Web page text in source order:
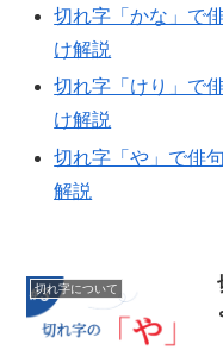
切れ字「かな」で
け解説
切れ字「けり」で
け解説
切れ字「や」で俳
解説
切れ字について